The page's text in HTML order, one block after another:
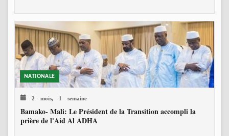
NATIONALE
2 mois, 1 semaine
Bamako- Mali: Le Président de la Transition accompli la
prière de l'Aid Al ADHA